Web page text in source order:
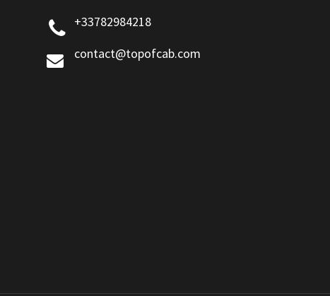
+33782984218
contact@topofcab.com